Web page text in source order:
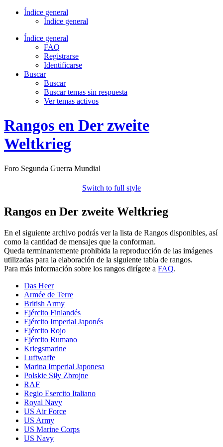
Índice general
Índice general
Índice general
FAQ
Registrarse
Identificarse
Buscar
Buscar
Buscar temas sin respuesta
Ver temas activos
Rangos en Der zweite
Weltkrieg
Foro Segunda Guerra Mundial
Switch to full style
Rangos en Der zweite Weltkrieg
En el siguiente archivo podrás ver la lista de Rangos disponibles, así
como la cantidad de mensajes que la conforman.
Queda terminantemente prohibida la reproducción de las imágenes
utilizadas para la elaboración de la siguiente tabla de rangos.
Para más información sobre los rangos dirígete a FAQ.
Das Heer
Armée de Terre
British Army
Ejército Finlandés
Ejército Imperial Japonés
Ejército Rojo
Ejército Rumano
Kriegsmarine
Luftwaffe
Marina Imperial Japonesa
Polskie Siły Zbrojne
RAF
Regio Esercito Italiano
Royal Navy
US Air Force
US Army
US Marine Corps
US Navy